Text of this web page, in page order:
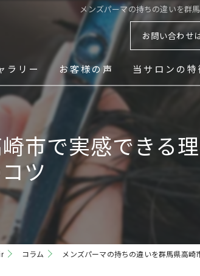
メンズパーマの持ちの違いを群
お問い合わせ
ラリー お客様の声 当サロンの特
シェービング
市で実感できる
ツ
コラム メンズパーマの持ちの違いを群馬県高